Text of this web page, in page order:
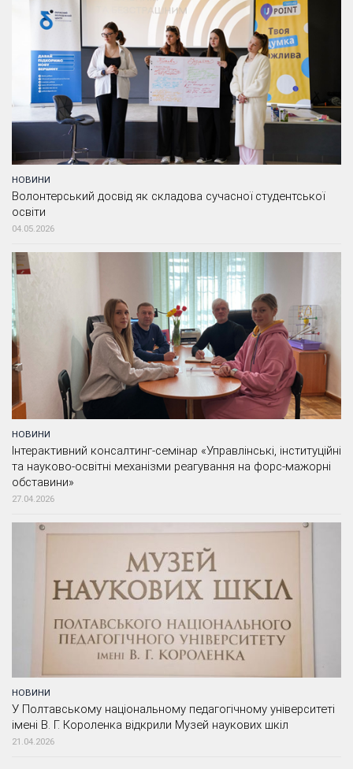
НОВИНИ
Волонтерський досвід як складова сучасної студентської
освіти
04.05.2026
НОВИНИ
Інтерактивний консалтинг-семінар «Управлінські, інституційні
та науково-освітні механізми реагування на форс-мажорні
обставини»
27.04.2026
НОВИНИ
У Полтавському національному педагогічному університеті
імені В. Г. Короленка відкрили Музей наукових шкіл
21.04.2026